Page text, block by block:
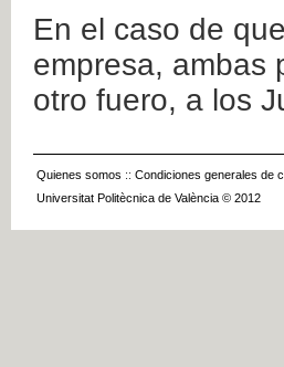
En el caso de
empresa, ambas
otro fuero, a los
Quienes somos :: Condiciones generales de
Universitat Politècnica de València © 2012